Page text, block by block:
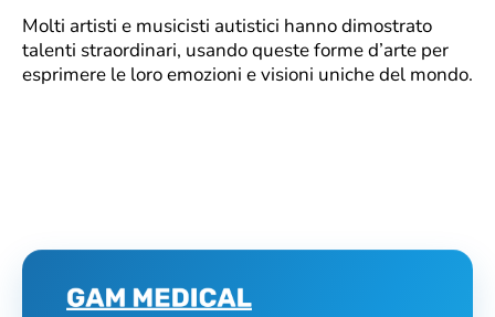
Molti artisti e musicisti autistici hanno dimostrato
talenti straordinari, usando queste forme d’arte per
esprimere le loro emozioni e visioni uniche del mondo.